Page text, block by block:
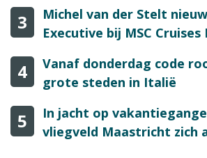
3
Michel van der Stelt
Executive bij MSC
4
Vanaf donderdag code
grote steden in Italië
5
In jacht op
vliegveld Maastricht zich